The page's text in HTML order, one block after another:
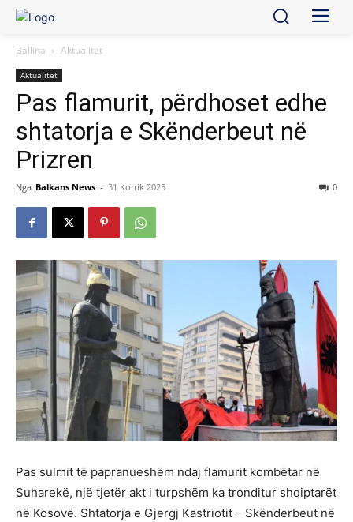
Ballina Aktualitet
Aktualitet
Pas flamurit, përdhoset edhe
shtatorja e Skënderbeut në
Prizren
Nga Balkans News - 31 Korrik 2025 0
Pas sulmit të papranueshëm ndaj flamurit kombëtar në
Suharekë, një tjetër akt i turpshëm ka tronditur shqiptarët
në Kosovë. Shtatorja e Gjergj Kastriotit – Skënderbeut në